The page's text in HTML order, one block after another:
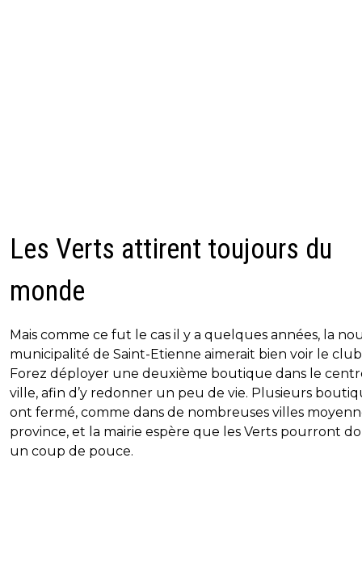
Les Verts attirent toujours du
monde
Mais comme ce fut le cas il y a quelques années, la
municipalité de Saint-Etienne aimerait bien voir le
Forez déployer une deuxième boutique dans le
ville, afin d’y redonner un peu de vie. Plusieurs
ont fermé, comme dans de nombreuses villes
province, et la mairie espère que les Verts pourront
un coup de pouce.